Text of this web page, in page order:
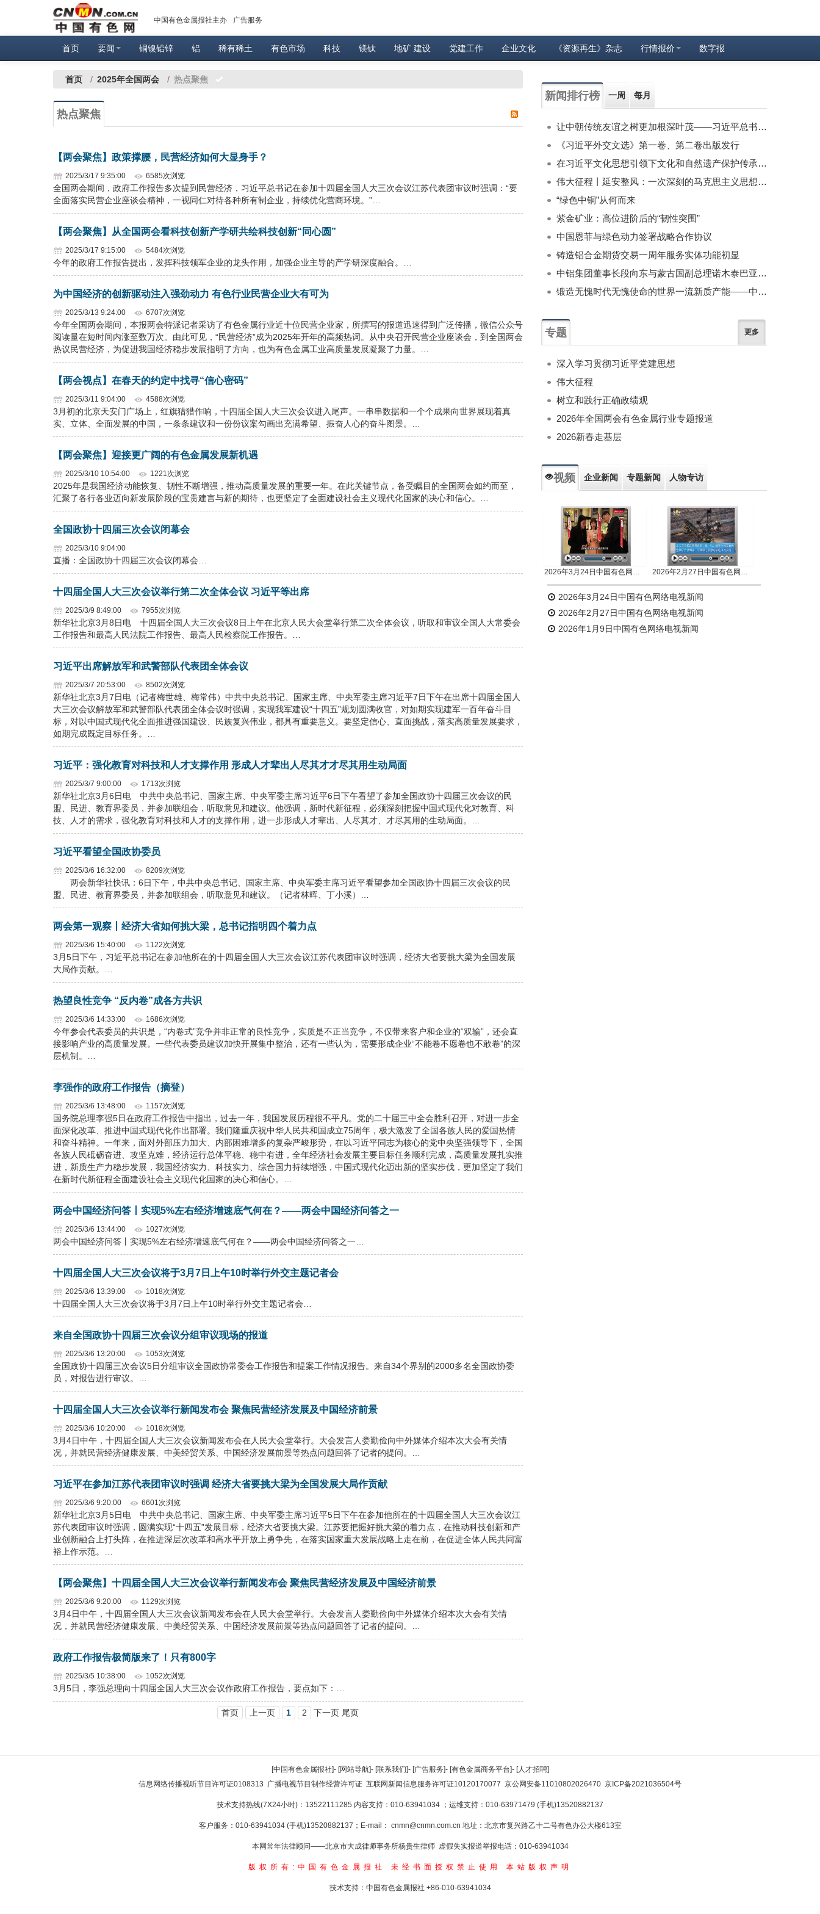
中国有色金属报社主办 广告服务
首页 要闻 铜镍铅锌 铝 稀有稀土 有色市场 科技 镁钛 地矿 建设 党建工作 企业文化 《资源再生》杂志 行情报价 数字报
首页 / 2025年全国两会 / 热点聚焦
热点聚焦
【两会聚焦】政策撑腰，民营经济如何大显身手？
2025/3/17 9:35:00 6585次浏览
全国两会期间，政府工作报告多次提到民营经济，习近平总书记在参加十四届全国人大三次会议江苏代表团审议时强调：“要
全面落实民营企业座谈会精神，一视同仁对待各种所有制企业，持续优化营商环境。”…
【两会聚焦】从全国两会看科技创新产学研共绘科技创新“同心圆”
2025/3/17 9:15:00 5484次浏览
今年的政府工作报告提出，发挥科技领军企业的龙头作用，加强企业主导的产学研深度融合。…
为中国经济的创新驱动注入强劲动力 有色行业民营企业大有可为
2025/3/13 9:24:00 6707次浏览
今年全国两会期间，本报两会特派记者采访了有色金属行业近十位民营企业家，所撰写的报道迅速得到广泛传播，微信公众号
阅读量在短时间内涨至数万次。由此可见，“民营经济”成为2025年开年的高频热词。从中央召开民营企业座谈会，到全国两会
热议民营经济，为促进我国经济稳步发展指明了方向，也为有色金属工业高质量发展凝聚了力量。…
【两会视点】在春天的约定中找寻“信心密码”
2025/3/11 9:04:00 4588次浏览
3月初的北京天安门广场上，红旗猎猎作响，十四届全国人大三次会议进入尾声。一串串数据和一个个成果向世界展现着真
实、立体、全面发展的中国，一条条建议和一份份议案勾画出充满希望、振奋人心的奋斗图景。…
【两会聚焦】迎接更广阔的有色金属发展新机遇
2025/3/10 10:54:00 1221次浏览
2025年是我国经济动能恢复、韧性不断增强，推动高质量发展的重要一年。在此关键节点，备受瞩目的全国两会如约而至，
汇聚了各行各业迈向新发展阶段的宝贵建言与新的期待，也更坚定了全面建设社会主义现代化国家的决心和信心。…
全国政协十四届三次会议闭幕会
2025/3/10 9:04:00
直播：全国政协十四届三次会议闭幕会…
十四届全国人大三次会议举行第二次全体会议 习近平等出席
2025/3/9 8:49:00 7955次浏览
新华社北京3月8日电 十四届全国人大三次会议8日上午在北京人民大会堂举行第二次全体会议，听取和审议全国人大常委会
工作报告和最高人民法院工作报告、最高人民检察院工作报告。…
习近平出席解放军和武警部队代表团全体会议
2025/3/7 20:53:00 8502次浏览
新华社北京3月7日电（记者梅世雄、梅常伟）中共中央总书记、国家主席、中央军委主席习近平7日下午在出席十四届全国人
大三次会议解放军和武警部队代表团全体会议时强调，实现我军建设“十四五”规划圆满收官，对如期实现建军一百年奋斗目
标，对以中国式现代化全面推进强国建设、民族复兴伟业，都具有重要意义。要坚定信心、直面挑战，落实高质量发展要求，
如期完成既定目标任务。…
习近平：强化教育对科技和人才支撑作用 形成人才辈出人尽其才才尽其用生动局面
2025/3/7 9:00:00 1713次浏览
新华社北京3月6日电 中共中央总书记、国家主席、中央军委主席习近平6日下午看望了参加全国政协十四届三次会议的民
盟、民进、教育界委员，并参加联组会，听取意见和建议。他强调，新时代新征程，必须深刻把握中国式现代化对教育、科
技、人才的需求，强化教育对科技和人才的支撑作用，进一步形成人才辈出、人尽其才、才尽其用的生动局面。…
习近平看望全国政协委员
2025/3/6 16:32:00 8209次浏览
两会新华社快讯：6日下午，中共中央总书记、国家主席、中央军委主席习近平看望参加全国政协十四届三次会议的民
盟、民进、教育界委员，并参加联组会，听取意见和建议。（记者林晖、丁小溪）…
两会第一观察丨经济大省如何挑大梁，总书记指明四个着力点
2025/3/6 15:40:00 1122次浏览
3月5日下午，习近平总书记在参加他所在的十四届全国人大三次会议江苏代表团审议时强调，经济大省要挑大梁为全国发展
大局作贡献。…
热望良性竞争 “反内卷”成各方共识
2025/3/6 14:33:00 1686次浏览
今年参会代表委员的共识是，“内卷式”竞争并非正常的良性竞争，实质是不正当竞争，不仅带来客户和企业的“双输”，还会直
接影响产业的高质量发展。一些代表委员建议加快开展集中整治，还有一些认为，需要形成企业“不能卷不愿卷也不敢卷”的深
层机制。…
李强作的政府工作报告（摘登）
2025/3/6 13:48:00 1157次浏览
国务院总理李强5日在政府工作报告中指出，过去一年，我国发展历程很不平凡。党的二十届三中全会胜利召开，对进一步全
面深化改革、推进中国式现代化作出部署。我们隆重庆祝中华人民共和国成立75周年，极大激发了全国各族人民的爱国热情
和奋斗精神。一年来，面对外部压力加大、内部困难增多的复杂严峻形势，在以习近平同志为核心的党中央坚强领导下，全国
各族人民砥砺奋进、攻坚克难，经济运行总体平稳、稳中有进，全年经济社会发展主要目标任务顺利完成，高质量发展扎实推
进，新质生产力稳步发展，我国经济实力、科技实力、综合国力持续增强，中国式现代化迈出新的坚实步伐，更加坚定了我们
在新时代新征程全面建设社会主义现代化国家的决心和信心。…
两会中国经济问答丨实现5%左右经济增速底气何在？——两会中国经济问答之一
2025/3/6 13:44:00 1027次浏览
两会中国经济问答丨实现5%左右经济增速底气何在？——两会中国经济问答之一…
十四届全国人大三次会议将于3月7日上午10时举行外交主题记者会
2025/3/6 13:39:00 1018次浏览
十四届全国人大三次会议将于3月7日上午10时举行外交主题记者会…
来自全国政协十四届三次会议分组审议现场的报道
2025/3/6 13:20:00 1053次浏览
全国政协十四届三次会议5日分组审议全国政协常委会工作报告和提案工作情况报告。来自34个界别的2000多名全国政协委
员，对报告进行审议。…
十四届全国人大三次会议举行新闻发布会 聚焦民营经济发展及中国经济前景
2025/3/6 10:20:00 1018次浏览
3月4日中午，十四届全国人大三次会议新闻发布会在人民大会堂举行。大会发言人娄勤俭向中外媒体介绍本次大会有关情
况，并就民营经济健康发展、中美经贸关系、中国经济发展前景等热点问题回答了记者的提问。…
习近平在参加江苏代表团审议时强调 经济大省要挑大梁为全国发展大局作贡献
2025/3/6 9:20:00 6601次浏览
新华社北京3月5日电 中共中央总书记、国家主席、中央军委主席习近平5日下午在参加他所在的十四届全国人大三次会议江
苏代表团审议时强调，圆满实现“十四五”发展目标，经济大省要挑大梁。江苏要把握好挑大梁的着力点，在推动科技创新和产
业创新融合上打头阵，在推进深层次改革和高水平开放上勇争先，在落实国家重大发展战略上走在前，在促进全体人民共同富
裕上作示范。…
【两会聚焦】十四届全国人大三次会议举行新闻发布会 聚焦民营经济发展及中国经济前景
2025/3/6 9:20:00 1129次浏览
3月4日中午，十四届全国人大三次会议新闻发布会在人民大会堂举行。大会发言人娄勤俭向中外媒体介绍本次大会有关情
况，并就民营经济健康发展、中美经贸关系、中国经济发展前景等热点问题回答了记者的提问。…
政府工作报告极简版来了！只有800字
2025/3/5 10:38:00 1052次浏览
3月5日，李强总理向十四届全国人大三次会议作政府工作报告，要点如下：…
首页 上一页 1 2 下一页 尾页
新闻排行榜 一周 每月
让中朝传统友谊之树更加根深叶茂——习近平总书记对朝鲜进行国事访问纪实
《习近平外交文选》第一卷、第二卷出版发行
在习近平文化思想引领下文化和自然遗产保护传承利用工作开创新局面
伟大征程丨延安整风：一次深刻的马克思主义思想教育运动
“绿色中铜”从何而来
紫金矿业：高位进阶后的“韧性突围”
中国恩菲与绿色动力签署战略合作协议
铸造铝合金期货交易一周年服务实体功能初显
中铝集团董事长段向东与蒙古国副总理诺木泰巴亚尔举行会谈
锻造无愧时代无愧使命的世界一流新质产能——中国有色金属工业的战略应对与破局之道（二）
专题 更多
深入学习贯彻习近平党建思想
伟大征程
树立和践行正确政绩观
2026年全国两会有色金属行业专题报道
2026新春走基层
视频 企业新闻 专题新闻 人物专访
2026年3月24日中国有色网络电视新闻 2026年2月27日中国有色网络电视新闻
2026年3月24日中国有色网络电视新闻
2026年2月27日中国有色网络电视新闻
2026年1月9日中国有色网络电视新闻
[中国有色金属报社]- [网站导航]- [联系我们]- [广告服务]- [有色金属商务平台]- [人才招聘]
信息网络传播视听节目许可证0108313 广播电视节目制作经营许可证 互联网新闻信息服务许可证10120170077 京公网安备11010802026470 京ICP备2021036504号
技术支持热线(7X24小时)：13522111285 内容支持：010-63941034 ；运维支持：010-63971479 (手机)13520882137
客户服务：010-63941034 (手机)13520882137；E-mail： cnmn@cnmn.com.cn 地址：北京市复兴路乙十二号有色办公大楼613室
本网常年法律顾问——北京市大成律师事务所杨贵生律师 虚假失实报道举报电话：010-63941034
版权所有:中国有色金属报社 未经书面授权禁止使用 本站版权声明
技术支持：中国有色金属报社 +86-010-63941034